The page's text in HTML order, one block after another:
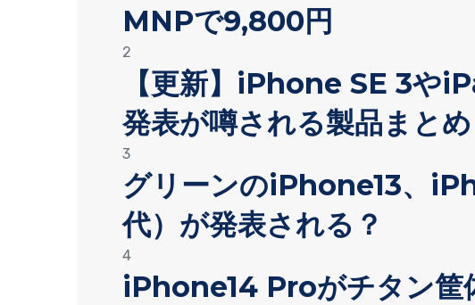
MNPで9,800円
2
【更新】iPhone SE 3や
発表が噂される製品まとめ
3
グリーンのiPhone13、
代）が発表される？
4
iPhone14 Proがチタン筐